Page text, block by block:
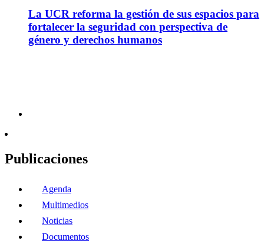
La UCR reforma la gestión de sus espacios para
fortalecer la seguridad con perspectiva de
género y derechos humanos
Publicaciones
Agenda
Multimedios
Noticias
Documentos